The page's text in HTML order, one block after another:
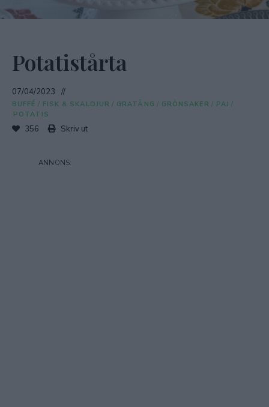
Potatistårta
07/04/2023
BUFFÉ / FISK & SKALDJUR / GRATÄNG / GRÖNSAKER / PAJ /
POTATIS
356 Skriv ut